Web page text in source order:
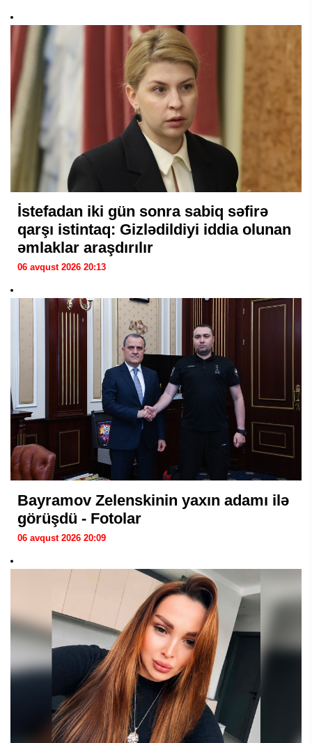
İstefadan iki gün sonra sabiq səfirə
qarşı istintaq: Gizlədildiyi iddia olunan
əmlaklar araşdırılır
06 avqust 2026 20:13
Bayramov Zelenskinin yaxın adamı ilə
görüşdü - Fotolar
06 avqust 2026 20:09